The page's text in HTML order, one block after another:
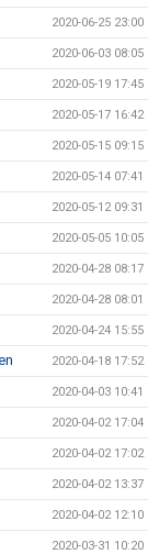
2020-06-25 23:00
2020-06-03 08:05
2020-05-19 17:45
2020-05-17 16:42
2020-05-15 09:15
2020-05-14 07:41
2020-05-12 09:31
2020-05-05 10:05
2020-04-28 08:17
2020-04-28 08:01
2020-04-24 15:55
2020-04-18 17:52
2020-04-03 10:41
2020-04-02 17:04
2020-04-02 17:02
2020-04-02 13:37
2020-04-02 12:10
2020-03-31 10:20